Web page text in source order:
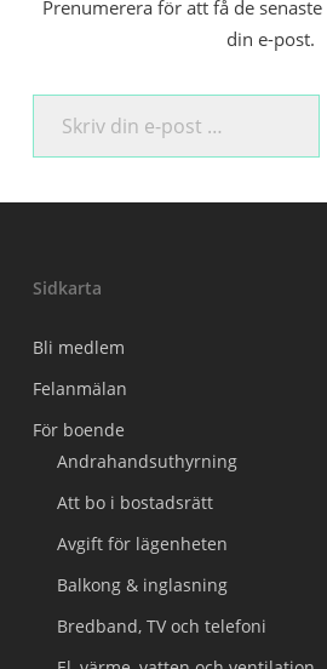
Prenumerera för att få de
din e-post.
Skriv din e-post …
Sidkarta
Bli medlem
Felanmälan
För boende
Andrahandsuthyrning
Att bo i bostadsrätt
Avgift för lägenheten
Balkong & inglasning
Bredband, TV och telefoni